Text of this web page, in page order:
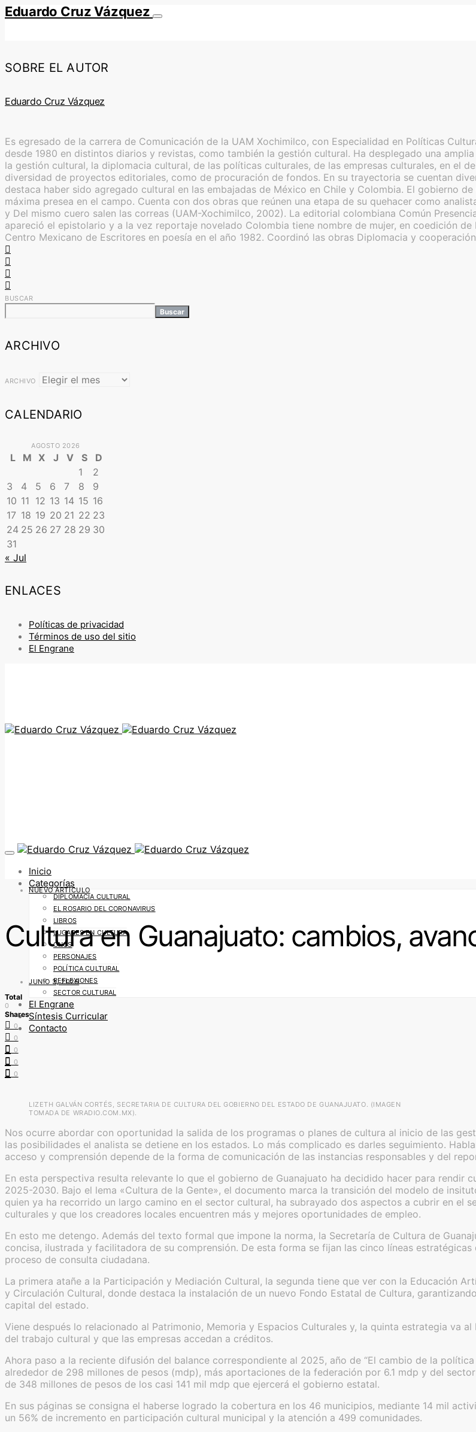
Eduardo Cruz Vázquez
SOBRE EL AUTOR
Eduardo Cruz Vázquez
Es egresado de la carrera de Comunicación de la UAM Xochimilco, con Especialidad en Políticas
desde 1980 en distintos diarios y revistas, como también la gestión cultural. Ha desplegado una
la gestión cultural, la diplomacia cultural, de las políticas culturales, de las empresas culturales, en el
diversidad de proyectos editoriales, como de procuración de fondos. En su trayectoria se cuentan
destaca haber sido agregado cultural en las embajadas de México en Chile y Colombia. El gobierno
máxima presea en el campo. Cuenta con dos obras que reúnen una etapa de su quehacer como
y Del mismo cuero salen las correas (UAM-Xochimilco, 2002). La editorial colombiana Común
apareció el epistolario y a la vez reportaje novelado Colombia tiene nombre de mujer, en coedición
Centro Mexicano de Escritores en poesía en el año 1982. Coordinó las obras Diplomacia y
BUSCAR
Buscar
ARCHIVO
ARCHIVO
CALENDARIO
AGOSTO 2026
L M X J V S
D
1
2
3
4 5 6 7 8
9
10 11 12 13 14 15 16
17 18 19 20 21 22 23
24 25 26 27 28 29 30
31
« Jul
ENLACES
Políticas de privacidad
Términos de uso del sitio
El Engrane
Inicio
Categorías
DIPLOMACIA CULTURAL
EL ROSARIO DEL CORONAVIRUS
LIBROS
LUGARES EN CULTURA
ONGS
PERSONAJES
POLÍTICA CULTURAL
REFLEXIONES
SECTOR CULTURAL
El Engrane
Síntesis Curricular
Contacto
NUEVO ARTÍCULO
Cultura en Guanajuato: cambios,
JUNIO 3, 2026
Total
0
Shares
0
0
0
0
0
LIZETH GALVÁN CORTÉS, SECRETARIA DE CULTURA DEL GOBIERNO DEL ESTADO DE GUANAJUATO. (IMAGEN
TOMADA DE WRADIO.COM.MX).
Nos ocurre abordar con oportunidad la salida de los programas o planes de cultura al inicio de las
las posibilidades el analista se detiene en los estados. Lo más complicado es darles seguimiento.
acceso y comprensión depende de la forma de comunicación de las instancias responsables y del
En esta perspectiva resulta relevante lo que el gobierno de Guanajuato ha decidido hacer para rendir
2025-2030. Bajo el lema «Cultura de la Gente», el documento marca la transición del modelo de
quien ya ha recorrido un largo camino en el sector cultural, ha subrayado dos aspectos a cubrir en el
culturales y que los creadores locales encuentren más y mejores oportunidades de empleo.
En esto me detengo. Además del texto formal que impone la norma, la Secretaría de Cultura de
concisa, ilustrada y facilitadora de su comprensión. De esta forma se fijan las cinco líneas
proceso de consulta ciudadana.
La primera atañe a la Participación y Mediación Cultural, la segunda tiene que ver con la Educación
y Circulación Cultural, donde destaca la instalación de un nuevo Fondo Estatal de Cultura,
capital del estado.
Viene después lo relacionado al Patrimonio, Memoria y Espacios Culturales y, la quinta estrategia va
del trabajo cultural y que las empresas accedan a créditos.
Ahora paso a la reciente difusión del balance correspondiente al 2025, año de “El cambio de la
alrededor de 298 millones de pesos (mdp), más aportaciones de la federación por 6.1 mdp y del
de 348 millones de pesos de los casi 141 mil mdp que ejercerá el gobierno estatal.
En sus páginas se consigna el haberse logrado la cobertura en los 46 municipios, mediante 14 mil
un 56% de incremento en participación cultural municipal y la atención a 499 comunidades.